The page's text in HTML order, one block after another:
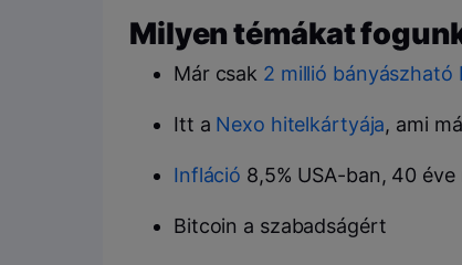
Milyen témákat
Már csak 2 millió bányászható
Itt a Nexo hitelkártyája, ami
Infláció 8,5% USA-ban, 40
Bitcoin a szabadságért